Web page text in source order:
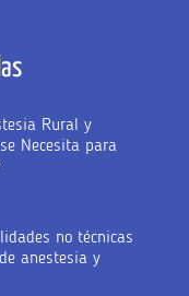
Rural y
Necesita para
no técnicas
anestesia y